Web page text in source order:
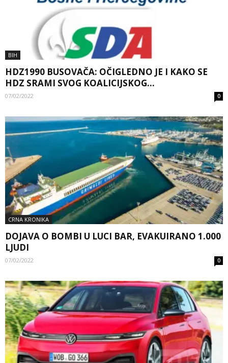
BIH
HDZ1990 BUSOVAČA: OČIGLEDNO JE I KAKO SE
HDZ SRAMI SVOG KOALICIJSKOG...
07/02/2022 0
CRNA KRONIKA
DOJAVA O BOMBI U LUCI BAR, EVAKUIRANO 1.000
LJUDI
07/02/2022 0